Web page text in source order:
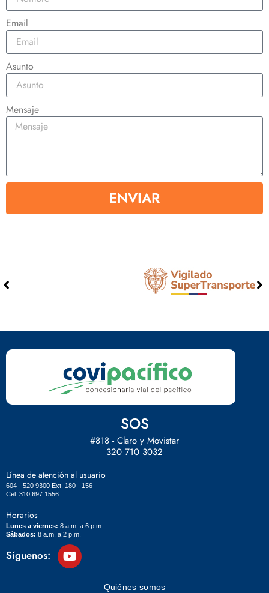
Email
Asunto
Mensaje
ENVIAR
SOS
#818 - Claro y Movistar
320 710 3032
Línea de atención al usuario
604 - 520 9300 Ext. 180 - 156
Cel. 310 697 1556
Horarios
Lunes a viernes: 8 a.m. a 6 p.m.
Sábados: 8 a.m. a 2 p.m.
Síguenos:
Quiénes somos